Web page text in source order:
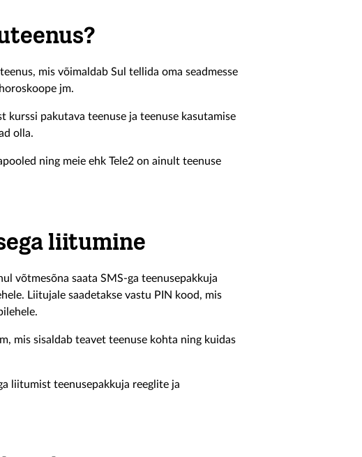
mis võimaldab Sul tellida oma seadmesse
jm.
kurssi pakutava teenuse ja teenuse kasutamise
olla.
ning meie ehk Tele2 on ainult teenuse
liitumine
võtmesõna saata SMS-ga teenusepakkuja
Liitujale saadetakse vastu PIN kood, mis
mis sisaldab teavet teenuse kohta ning kuidas
liitumist teenusepakkuja reeglite ja